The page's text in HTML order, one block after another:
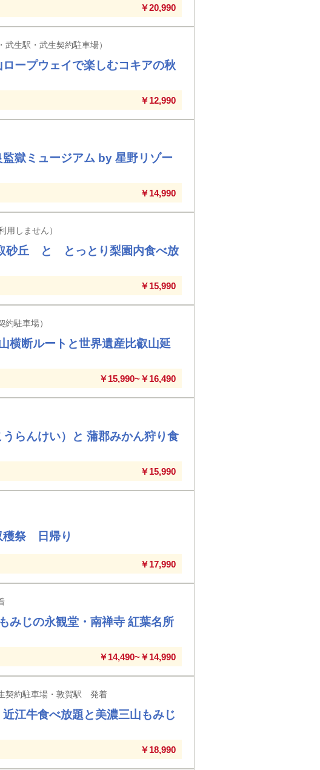
￥20,990
生駅・武生契約駐車場）
ープウェイで楽しむコキアの秋
￥12,990
獄ミュージアム by 星野リゾー
￥14,990
用しません）
取砂丘 と とっとり梨園内食べ放
￥15,990
駐車場）
横断ルートと世界遺産比叡山延
￥15,990~￥16,490
らんけい）と 蒲郡みかん狩り食
￥15,990
穫祭 日帰り
￥17,990
みじの永観堂・南禅寺 紅葉名所
￥14,490~￥14,990
契約駐車場・敦賀駅 発着
江牛食べ放題と美濃三山もみじ
￥18,990